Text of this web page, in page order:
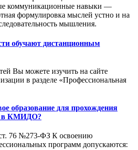
коммуникационные навыки —
формулировка мыслей устно и на
мышления.
обучают дистанционным
Вы можете изучить на сайте
в разделе «Профессиональная
образование для прохождения
в КМИДО?
76 №273-ФЗ К освоению
программ допускаются: